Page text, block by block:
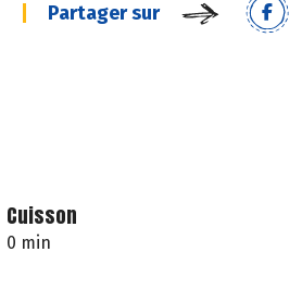
Partager sur
Cuisson
0 min